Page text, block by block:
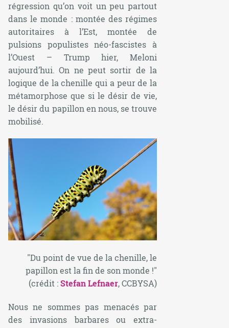
régression qu’on voit un peu partout
dans le monde : montée des régimes
autoritaires à l’Est, montée de
pulsions populistes néo-fascistes à
l’Ouest – Trump hier, Meloni
aujourd’hui. On ne peut sortir de la
logique de la chenille qui a peur de la
métamorphose que si le désir de vie,
le désir du papillon en nous, se trouve
mobilisé.
"Du point de vue de la chenille, le
papillon est la fin de son monde !"
(crédit :Stefan Lefnaer, CCBYSA)
Nous ne sommes pas menacés par
des invasions barbares ou extra-